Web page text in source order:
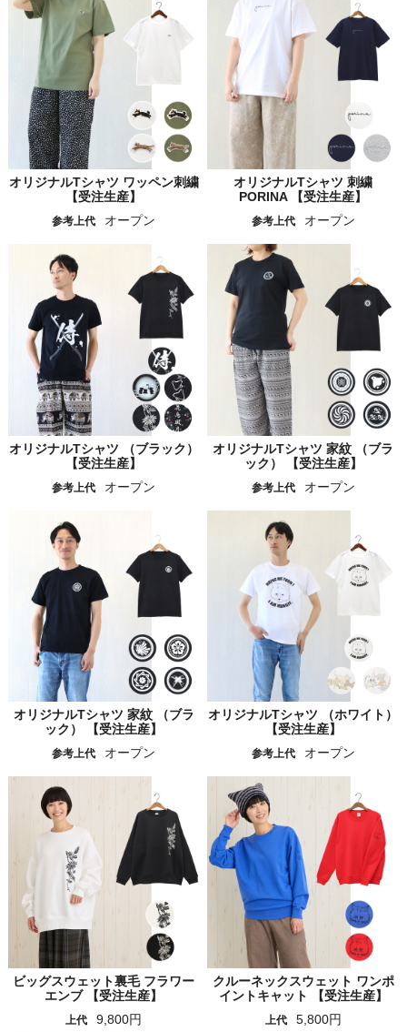
オリジナルTシャツ ワッペン刺繍
【受注生産】
参考上代 オープン
オリジナルTシャツ 刺繍
PORINA 【受注生産】
参考上代 オープン
オリジナルTシャツ （ブラック）
【受注生産】
参考上代 オープン
オリジナルTシャツ 家紋 （ブラ
ック） 【受注生産】
参考上代 オープン
オリジナルTシャツ 家紋 （ブラ
ック） 【受注生産】
参考上代 オープン
オリジナルTシャツ （ホワイト）
【受注生産】
参考上代 オープン
ビッグスウェット裏毛 フラワー
エンブ 【受注生産】
上代 9,800円
クルーネックスウェット ワンポ
イントキャット 【受注生産】
上代 5,800円